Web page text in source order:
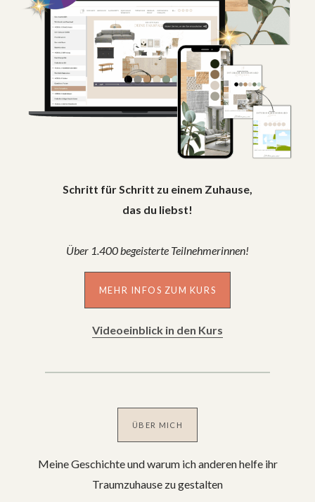
Schritt für Schritt zu einem Zuhause,
das du liebst!
Über 1.400 begeisterte Teilnehmerinnen!
MEHR INFOS ZUM KURS
Videoeinblick in den Kurs
ÜBER MICH
Meine Geschichte und warum ich anderen helfe ihr
Traumzuhause zu gestalten